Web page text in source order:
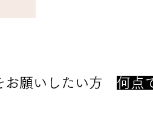
お願いしたい方 何点